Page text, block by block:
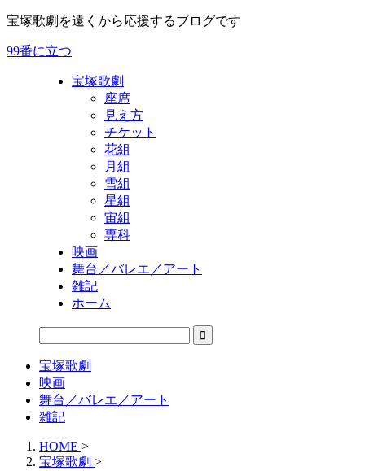
宝塚歌劇を遠くから応援するブログです
99番に立つ
宝塚歌劇
座席
見え方
チケット
花組
月組
雪組
星組
宙組
専科
映画
舞台／バレエ／アート
雑記
ホーム
宝塚歌劇
映画
舞台／バレエ／アート
雑記
HOME >
宝塚歌劇 >